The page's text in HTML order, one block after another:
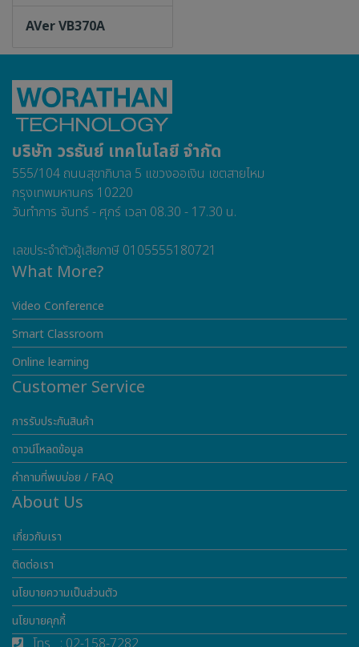
AVer VB370A
บริษัท วรธันย์ เทคโนโลยี จำกัด
555/104 ถนนสุขาภิบาล 5 แขวงออเงิน เขตสายไหม
กรุงเทพมหานคร 10220
วันทำการ จันทร์ - ศุกร์ เวลา 08.30 - 17.30 น.
เลขประจำตัวผู้เสียภาษี 0105555180721
What More?
Video Conference
Smart Classroom
Online learning
Customer Service
การรับประกันสินค้า
ดาวน์โหลดข้อมูล
คำถามที่พบบ่อย / FAQ
About Us
เกี่ยวกับเรา
ติดต่อเรา
นโยบายความเป็นส่วนตัว
นโยบายคุกกี้